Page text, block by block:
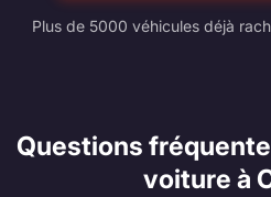
Plus de 5000 véhicules déjà
Questions
voiture à